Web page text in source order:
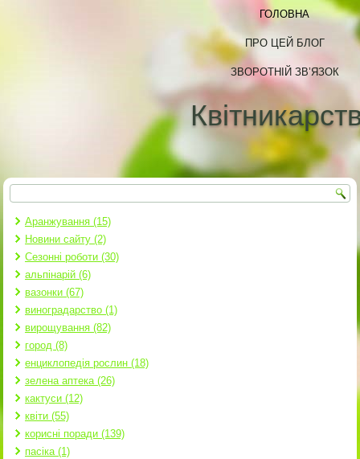
ГОЛОВНА
ПРО ЦЕЙ БЛОГ
ЗВОРОТНІЙ ЗВ’ЯЗОК
Пошукова форма
Пошук
Аранжування (15)
Новини сайту (2)
Сезонні роботи (30)
альпінарій (6)
вазонки (67)
виноградарство (1)
вирощування (82)
город (8)
енциклопедія рослин (18)
зелена аптека (26)
кактуси (12)
квіти (55)
корисні поради (139)
пасіка (1)